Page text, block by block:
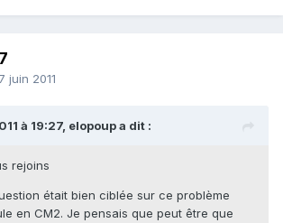
juin 2011
à 19:27, elopoup a dit :
rejoins
était bien ciblée sur ce problème
en CM2. Je pensais que peut être que